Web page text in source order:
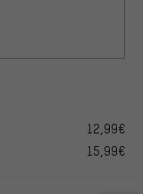
12,99€
15,99€